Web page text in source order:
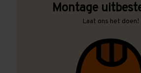
Montage
Laat ons het doen!